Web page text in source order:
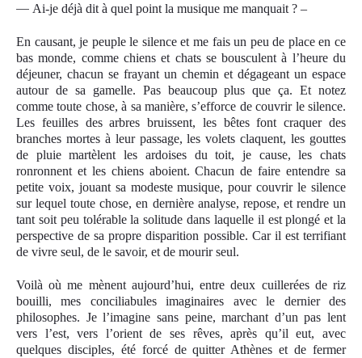
— Ai-je déjà dit à quel point la musique me manquait ? –
En causant, je peuple le silence et me fais un peu de place en ce
bas monde, comme chiens et chats se bousculent à l’heure du
déjeuner, chacun se frayant un chemin et dégageant un espace
autour de sa gamelle. Pas beaucoup plus que ça. Et notez
comme toute chose, à sa manière, s’efforce de couvrir le silence.
Les feuilles des arbres bruissent, les bêtes font craquer des
branches mortes à leur passage, les volets claquent, les gouttes
de pluie martèlent les ardoises du toit, je cause, les chats
ronronnent et les chiens aboient. Chacun de faire entendre sa
petite voix, jouant sa modeste musique, pour couvrir le silence
sur lequel toute chose, en dernière analyse, repose, et rendre un
tant soit peu tolérable la solitude dans laquelle il est plongé et la
perspective de sa propre disparition possible. Car il est terrifiant
de vivre seul, de le savoir, et de mourir seul.
Voilà où me mènent aujourd’hui, entre deux cuillerées de riz
bouilli, mes conciliabules imaginaires avec le dernier des
philosophes. Je l’imagine sans peine, marchant d’un pas lent
vers l’est, vers l’orient de ses rêves, après qu’il eut, avec
quelques disciples, été forcé de quitter Athènes et de fermer